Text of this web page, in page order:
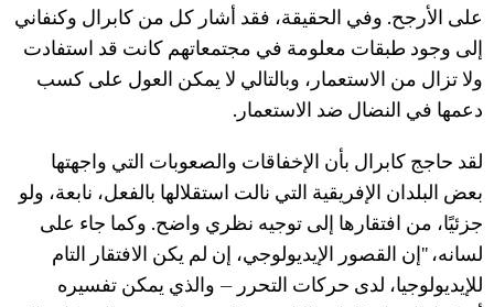
على الأرجح. وفي الحقيقة، فقد أشار كل من كابرال وكنفاني
إلى وجود طبقات معلومة في مجتمعاتهم كانت قد استفادت
ولا تزال من الاستعمار، وبالتالي لا يمكن العول على كسب
دعمها في النضال ضد الاستعمار.
لقد حاجج كابرال بأن الإخفاقات والصعوبات التي واجهتها
بعض البلدان الإفريقية التي نالت استقلالها بالفعل، نابعة، ولو
جزئيًا، من افتقارها إلى توجيه نظري واضح. وكما جاء على
لسانه، "إن القصور الإيديولوجي، إن لم يكن الافتقار التام
للإيديولوجيا، لدى حركات التحرر — والذي يمكن تفسيره